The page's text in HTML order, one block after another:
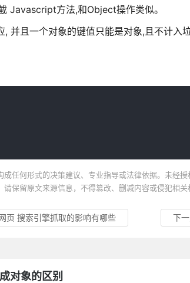
Javascript方法,和Object操作类似。
并且一个对象的键值只能是对象,且不计入
任何形式的决策建议、专业指导或法律依据。未经
保留原文来源信息，不得篡改、删减内容或侵犯相关
页 搜索引擎抓取的影响有哪些 下
对象的区别